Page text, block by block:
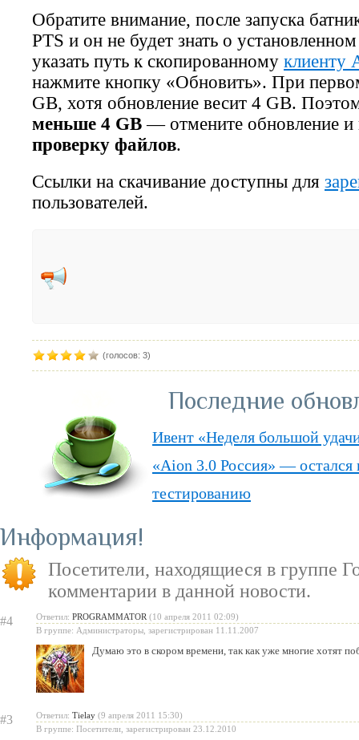
Обратите внимание, после запуска
PTS и он не будет знать о
указать путь к скопированному клиенту
нажмите кнопку «Обновить». При
GB, хотя обновление весит 4 GB.
меньше 4 GB — отмените обновление и
проверку файлов.
Ссылки на скачивание доступны для
пользователей.
(голосов: 3)
Последние
Ивент «Неделя большой
«Aion 3.0 Россия» — остался
тестированию
Скачай «Арену Смерти» ещё
Информация
Посетители, находящиеся в группе
комментарии в данной новости.
#4 Ответил: PROGRAMMATOR (10 апреля 2011 02:09)
В группе: Администраторы, зарегистрирован 11.11.2007
Думаю это в скором времени, так как уже многие хотят
#3 Ответил: Tielay (9 апреля 2011 15:30)
В группе: Посетители, зарегистрирован 23.12.2010